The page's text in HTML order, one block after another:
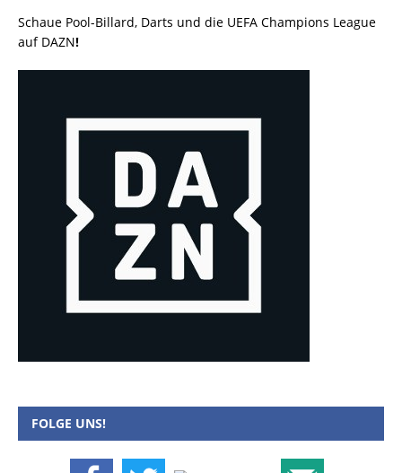
Schaue Pool-Billard, Darts und die UEFA Champions League
auf DAZN!
FOLGE UNS!